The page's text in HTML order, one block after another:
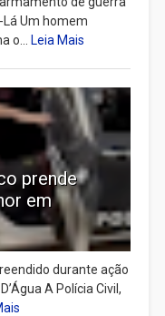
Um homem
o... Leia Mais
prende
em
durante ação
A Polícia Civil,